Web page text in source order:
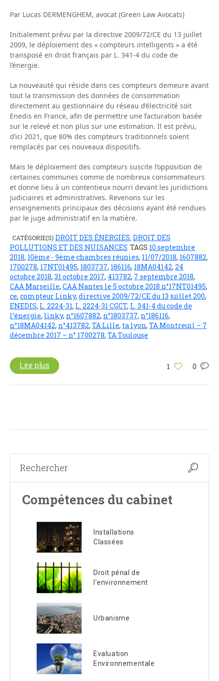
Par Lucas DERMENGHEM, avocat (Green Law Avocats)
Initialement prévu par la directive 2009/72/CE du 13 juillet
2009, le déploiement des « compteurs intelligents » a été
transposé en droit français par L. 341-4 du code de
l’énergie.
La nouveauté qui réside dans ces compteurs demeure avant
tout la transmission des données de consommation
directement au gestionnaire du réseau d’électricité soit
Enedis en France, afin de permettre une facturation basée
sur le relevé et non plus sur une estimation. Il est prévu,
d’ici 2021, que 80% des compteurs traditionnels soient
remplacés par ces nouveaux dispositifs.
Mais le déploiement des compteurs suscite l’opposition de
certaines communes comme de nombreux consommateurs
et donne lieu à un contentieux nourri devant les juridictions
judiciaires et administratives. Revenons sur les
enseignements principaux des décisions ayant été rendues
par le juge administratif en la matière.
CATÉGORIE(S) DROIT DES ÉNERGIES DROIT DES
POLLUTIONS ET DES NUISANCES TAGS 10 septembre
2018, 10ème - 9ème chambres réunies, 11/07/2018, 1607882,
1700278, 17NT01495, 1803737, 186116, 18MA04142, 24
octobre 2018, 31 octobre 2017, 413782, 7 septembre 2018,
CAA Marseille, CAA Nantes le 5 octobre 2018 n°17NT01495,
ce, compteur Linky, directive 2009/72/CE du 13 juillet 200,
ENEDIS, L. 2224-31, L. 2224-31 CGCT, L. 341-4 du code de
l’énergie, linky, n°1607882, n°1803737, n°186116,
n°18MA04142, n°413782, TA Lille, ta lyon, TA Montreuil – 7
décembre 2017 – n° 1700278, TA Toulouse
1 0
Lire plus
Compétences du cabinet
Installations
Classées
Droit pénal de
l’environnement
Urbanisme
Evaluation
Environnementale